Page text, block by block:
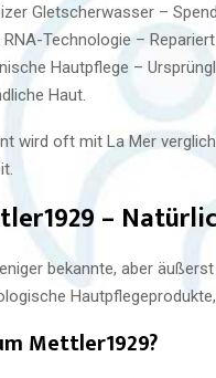
Gletscherwasser –
RNA-Technologie –
Hautpflege –
Haut.
wird oft mit La Mer
–
bekannte, aber
Mettler1929?